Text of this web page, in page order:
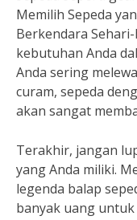
Memilih Sepeda
Berkendara
kebutuhan Anda
Anda sering
curam, sepeda
akan sangat
Terakhir, jangan
yang Anda miliki.
legenda balap
banyak uang